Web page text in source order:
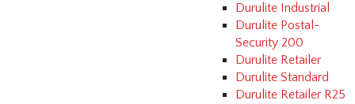
Durulite Industrial
Durulite Postal-
Security 200
Durulite Retailer
Durulite Standard
Durulite Retailer R25